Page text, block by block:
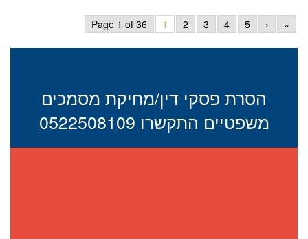
Page 1 of 36 1 2 3 4 5 › »
הסרת פסקי דין/מחיקת מסמכים
משפטיים התקשרו 0522508109